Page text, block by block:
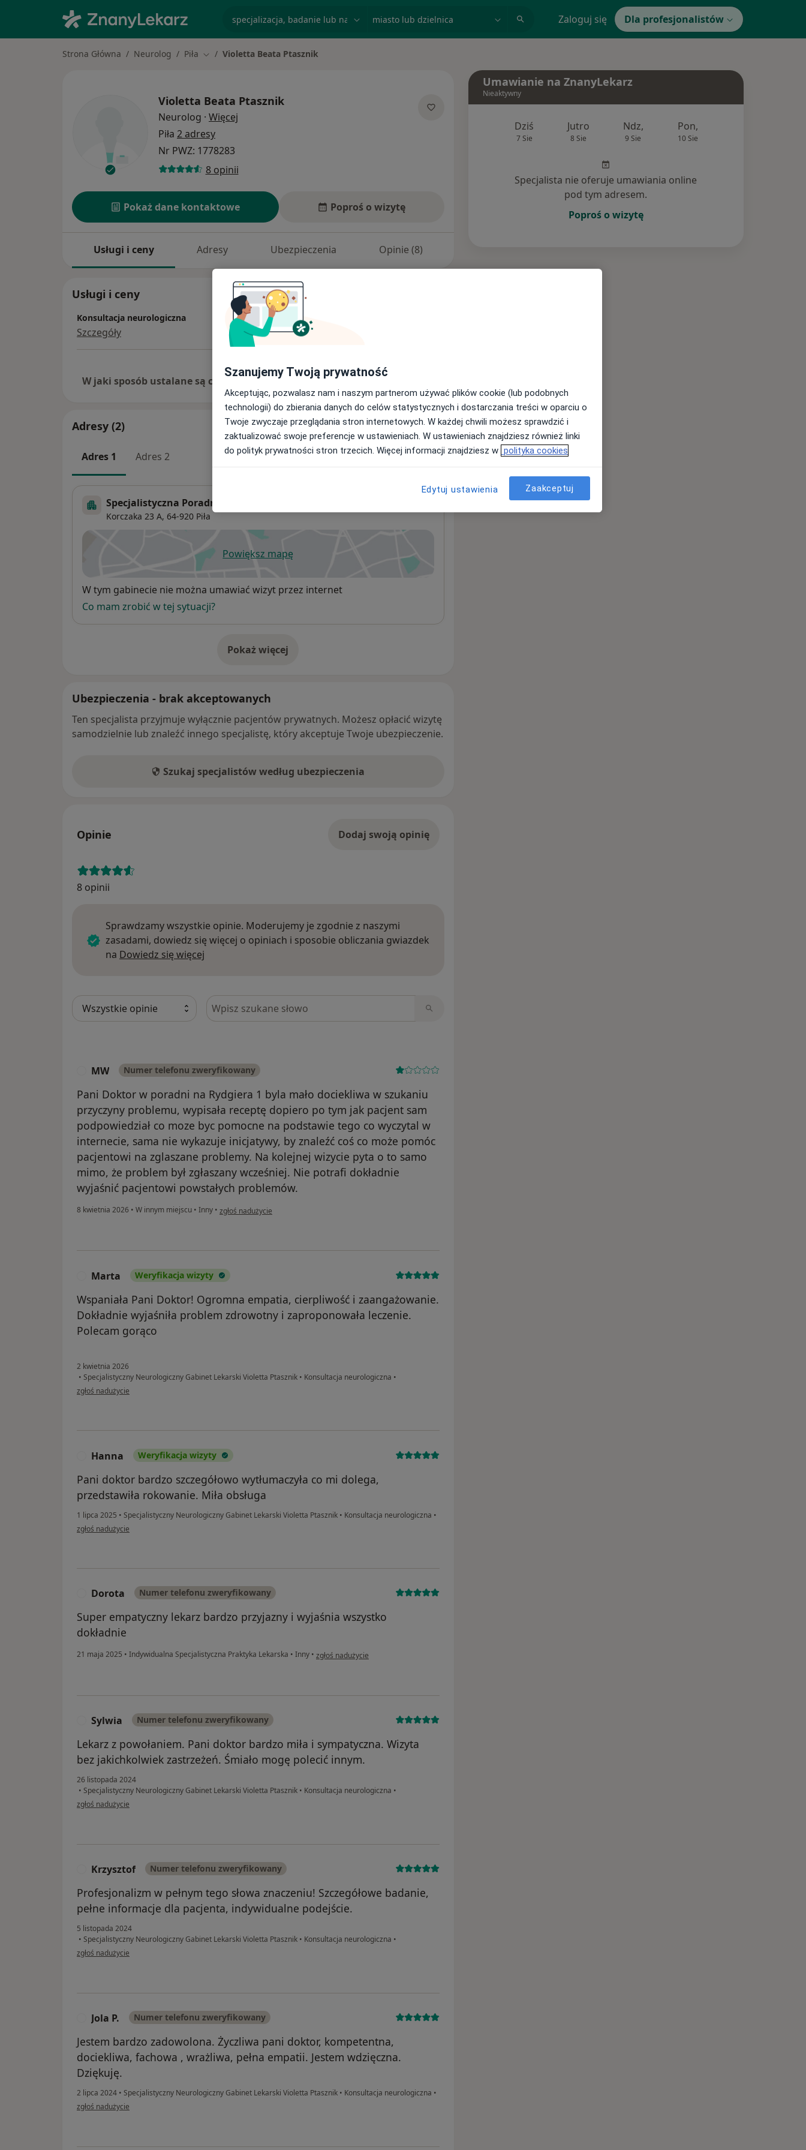
Zaloguj się Dla profesjonalistów
Strona Główna Neurolog Piła Zmień miasto
Violetta Beata Ptasznik
Violetta Beata Ptasznik
Neurolog · Więcej
Piła 2 adresy
Nr PWZ: 1778283
8 opinii
Pokaż dane kontaktowe Poproś o wizytę
Usługi i ceny Adresy Ubezpieczenia Opinie (8)
Usługi i ceny
Konsultacja neurologiczna
Szczegóły
W jaki sposób ustalane są ceny?
Adresy (2)
Adres 1 Adres 2
Specjalistyczna Poradnia Alergologiczna
Korczaka 23 A, 64-920 Piła
Powiększ mapęotwiera się w nowej karcie
Dostępność
W tym gabinecie nie można umawiać wizyt przez internet
Co mam zrobić w tej sytuacji?
Pokaż więcej
o adresie
Ubezpieczenia - brak akceptowanych
Ten specjalista przyjmuje wyłącznie pacjentów prywatnych. Możesz opłacić wizytę
samodzielnie lub znaleźć innego specjalistę, który akceptuje Twoje ubezpieczenie.
Szukaj specjalistów według ubezpieczenia
Opinie Dodaj swoją opinię
8 opinii
Sprawdzamy wszystkie opinie. Moderujemy je zgodnie z naszymi
zasadami, dowiedz się więcej o opiniach i sposobie obliczania gwiazdek
na Dowiedz się więcej
Szukaj w opiniach
MW Numer telefonu zweryfikowany
Pani Doktor w poradni na Rydgiera 1 byla mało dociekliwa w szukaniu
przyczyny problemu, wypisała receptę dopiero po tym jak pacjent sam
podpowiedział co moze byc pomocne na podstawie tego co wyczytal w
internecie, sama nie wykazuje inicjatywy, by znaleźć coś co może pomóc
pacjentowi na zglaszane problemy. Na kolejnej wizycie pyta o to samo
mimo, że problem był zgłaszany wcześniej. Nie potrafi dokładnie
wyjaśnić pacjentowi powstałych problemów.
8 kwietnia 2026 • W innym miejscu • Inny • w opinii użytkownika MW
zgłoś nadużycie
Marta Weryfikacja wizyty
Wspaniała Pani Doktor! Ogromna empatia, cierpliwość i zaangażowanie.
Dokładnie wyjaśniła problem zdrowotny i zaproponowała leczenie.
Polecam gorąco
2 kwietnia 2026
• Specjalistyczny Neurologiczny Gabinet Lekarski Violetta Ptasznik • Konsultacja neurologiczna •
w opinii użytkownika Marta
zgłoś nadużycie
Hanna Weryfikacja wizyty
Pani doktor bardzo szczegółowo wytłumaczyła co mi dolega,
przedstawiła rokowanie. Miła obsługa
1 lipca 2025 • Specjalistyczny Neurologiczny Gabinet Lekarski Violetta Ptasznik • Konsultacja neurologiczna •
w opinii użytkownika Hanna
zgłoś nadużycie
Dorota Numer telefonu zweryfikowany
Super empatyczny lekarz bardzo przyjazny i wyjaśnia wszystko
dokładnie
21 maja 2025 • Indywidualna Specjalistyczna Praktyka Lekarska • Inny • w opinii użytkownika Dorota
zgłoś nadużycie
Sylwia Numer telefonu zweryfikowany
Lekarz z powołaniem. Pani doktor bardzo miła i sympatyczna. Wizyta
bez jakichkolwiek zastrzeżeń. Śmiało mogę polecić innym.
26 listopada 2024
• Specjalistyczny Neurologiczny Gabinet Lekarski Violetta Ptasznik • Konsultacja neurologiczna •
w opinii użytkownika Sylwia
zgłoś nadużycie
Krzysztof Numer telefonu zweryfikowany
Profesjonalizm w pełnym tego słowa znaczeniu! Szczegółowe badanie,
pełne informacje dla pacjenta, indywidualne podejście.
5 listopada 2024
• Specjalistyczny Neurologiczny Gabinet Lekarski Violetta Ptasznik • Konsultacja neurologiczna •
w opinii użytkownika Krzysztof
zgłoś nadużycie
Jola P. Numer telefonu zweryfikowany
Jestem bardzo zadowolona. Życzliwa pani doktor, kompetentna,
dociekliwa, fachowa , wrażliwa, pełna empatii. Jestem wdzięczna.
Dziękuję.
2 lipca 2024 • Specjalistyczny Neurologiczny Gabinet Lekarski Violetta Ptasznik • Konsultacja neurologiczna •
w opinii użytkownika Jola P.
zgłoś nadużycie
Umawianie na ZnanyLekarz
Nieaktywny
Dziś
7 Sie
Jutro
8 Sie
Ndz,
9 Sie
Pon,
10 Sie
Specjalista nie oferuje umawiania online
pod tym adresem.
Poproś o wizytę
Szanujemy Twoją prywatność
Akceptując, pozwalasz nam i naszym partnerom używać plików cookie (lub podobnych
technologii) do zbierania danych do celów statystycznych i dostarczania treści w oparciu o
Twoje zwyczaje przeglądania stron internetowych. W każdej chwili możesz sprawdzić i
zaktualizować swoje preferencje w ustawieniach. W ustawieniach znajdziesz również linki
do polityk prywatności stron trzecich. Więcej informacji znajdziesz w polityka cookies
Edytuj ustawienia Zaakceptuj